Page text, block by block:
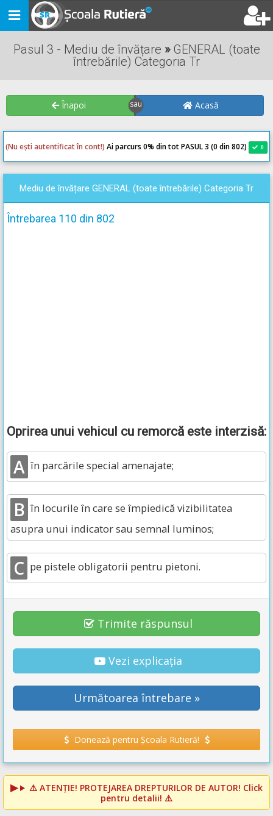
Toggle
navigation
Pasul 3 - Mediu de învățare »GENERAL (toate
întrebările) Categoria Tr
Înapoi Acasă
(Nu ești autentificat în cont!) Ai parcurs 0% din tot PASUL 3 (0 din 802) 0
Mediu de învățare GENERAL (toate întrebările) Categoria Tr
Întrebarea 110 din 802
Oprirea unui vehicul cu remorcă este interzisă:
A în parcările special amenajate;
B în locurile în care se împiedică vizibilitatea
asupra unui indicator sau semnal luminos;
C pe pistele obligatorii pentru pietoni.
Trimite răspunsul
Vezi explicația
Următoarea întrebare »
Donează pentru Școala Rutieră!
⚠️ ATENȚIE! PROTEJAREA DREPTURILOR DE AUTOR! Click
pentru detalii! ⚠️